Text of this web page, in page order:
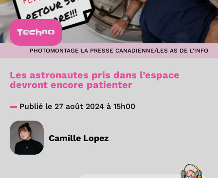
Techno
PHOTOMONTAGE LA PRESSE CANADIENNE/LES AS DE L'INFO
Les astronautes pris dans l’espace
devront encore patienter
Publié le 27 août 2024 à 15h00
Camille Lopez